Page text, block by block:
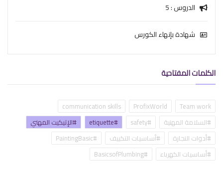
الدروس : 5
شهادة بإنهاء الكورس
الكلمات المفتاحية
Team work
ProfixWorld
communication skills
#السلامة المهنية
#safety
#etiquette
#الإتيكيت المهني
#أدوات النجارة
#أساسيات التكييف
#PaintingBasic
#أساسيات الكهرباء
#BasicsofPlumbing